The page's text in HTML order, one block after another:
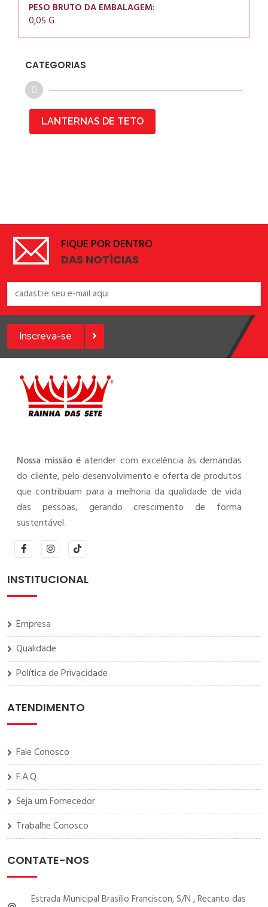
PESO BRUTO DA EMBALAGEM:
0,05 G
CATEGORIAS
LANTERNAS DE TETO
FIQUE POR DENTRO
DAS NOTÍCIAS
Inscreva-se
Nossa missão é atender com excelência às demandas
do cliente, pelo desenvolvimento e oferta de produtos
que contribuam para a melhoria da qualidade de vida
das pessoas, gerando crescimento de forma
sustentável.
INSTITUCIONAL
Empresa
Qualidade
Política de Privacidade
ATENDIMENTO
Fale Conosco
F.A.Q
Seja um Fornecedor
Trabalhe Conosco
CONTATE-NOS
Estrada Municipal Brasílio Franciscon, S/N , Recanto das